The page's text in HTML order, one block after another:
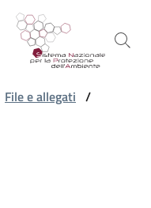
File e allegati /